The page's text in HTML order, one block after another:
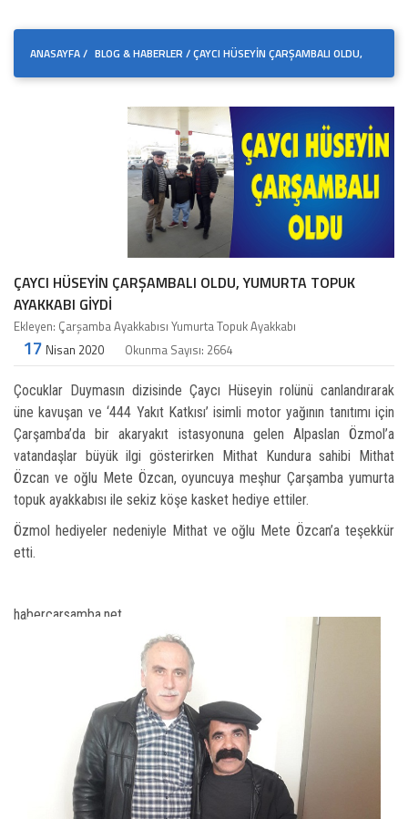
ANASAYFA/ BLOG & HABERLER /ÇAYCI HÜSEYIN ÇARŞAMBALI OLDU,
ÇAYCI HÜSEYIN ÇARŞAMBALI OLDU, YUMURTA TOPUK
AYAKKABI GIYDI
Ekleyen: Çarşamba Ayakkabısı Yumurta Topuk Ayakkabı
17 Nisan 2020 Okunma Sayısı: 2664
Çocuklar Duymasın dizisinde Çaycı Hüseyin rolünü canlandırarak
üne kavuşan ve ‘444 Yakıt Katkısı’ isimli motor yağının tanıtımı için
Çarşamba’da bir akaryakıt istasyonuna gelen Alpaslan Özmol’a
vatandaşlar büyük ilgi gösterirken Mithat Kundura sahibi Mithat
Özcan ve oğlu Mete Özcan, oyuncuya meşhur Çarşamba yumurta
topuk ayakkabısı ile sekiz köşe kasket hediye ettiler.
Özmol hediyeler nedeniyle Mithat ve oğlu Mete Özcan’a teşekkür
etti.
habercarsamba.net